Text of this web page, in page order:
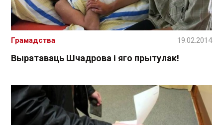
Выратаваць Шчадрова і яго прытулак!
Грамадства 19.02.2014